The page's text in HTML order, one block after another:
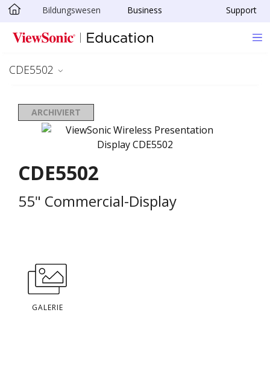
Skip to main content
Bildungswesen Business Support
CDE5502
ARCHIVIERT
CDE5502
55" Commercial-Display
GALERIE